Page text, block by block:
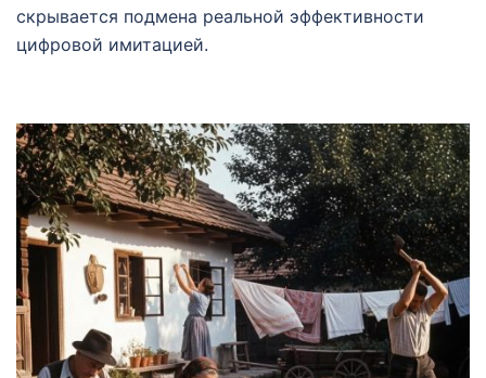
скрывается подмена реальной эффективности
цифровой имитацией.